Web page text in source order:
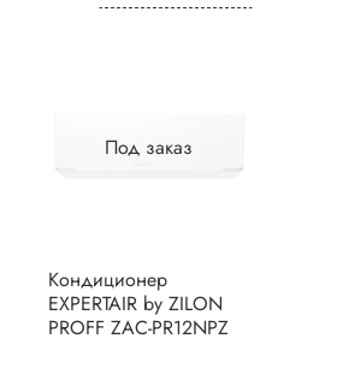
Под заказ
Кондиционер
EXPERTAIR by ZILON
PROFF ZAC-PR12NPZ